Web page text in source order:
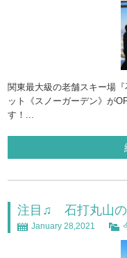
関東最大級の老舗スキー場
ット《スノーガーデン》が
す！...
注目♫ 石打丸山の
January 28,2021